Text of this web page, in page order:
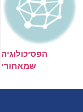
הפסיכולוגיה
שמאחורי
משפיעים רגשות על